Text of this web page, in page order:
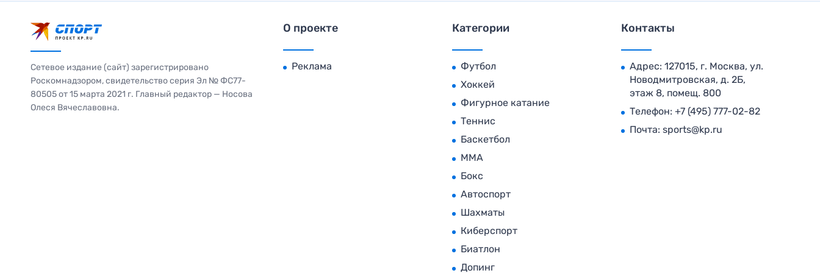
Сетевое издание (сайт) зарегистрировано
Роскомнадзором, свидетельство серия Эл № ФС77-
80505 от 15 марта 2021 г. Главный редактор — Носова
Олеся Вячеславовна.
О проекте
Реклама
Категории
Футбол
Хоккей
Фигурное катание
Теннис
Баскетбол
MMA
Бокс
Автоспорт
Шахматы
Киберспорт
Биатлон
Допинг
Контакты
Адрес: 127015, г. Москва, ул.
Новодмитровская, д. 2Б,
этаж 8, помещ. 800
Телефон: +7 (495) 777-02-82
Почта: sports@kp.ru